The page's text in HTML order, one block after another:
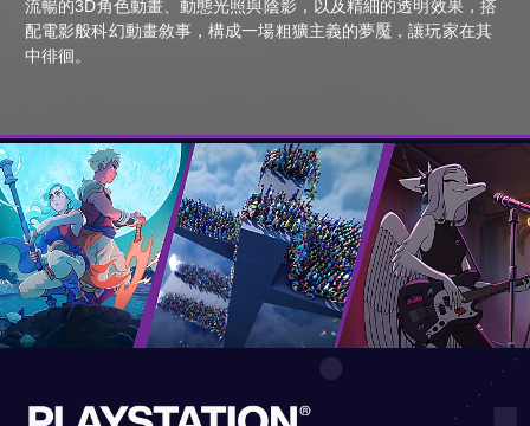
流暢的3D角色動畫、動態光照與陰影，以及精細的透明效果，搭
配電影般科幻動畫敘事，構成一場粗獷主義的夢魘，讓玩家在其
中徘徊。